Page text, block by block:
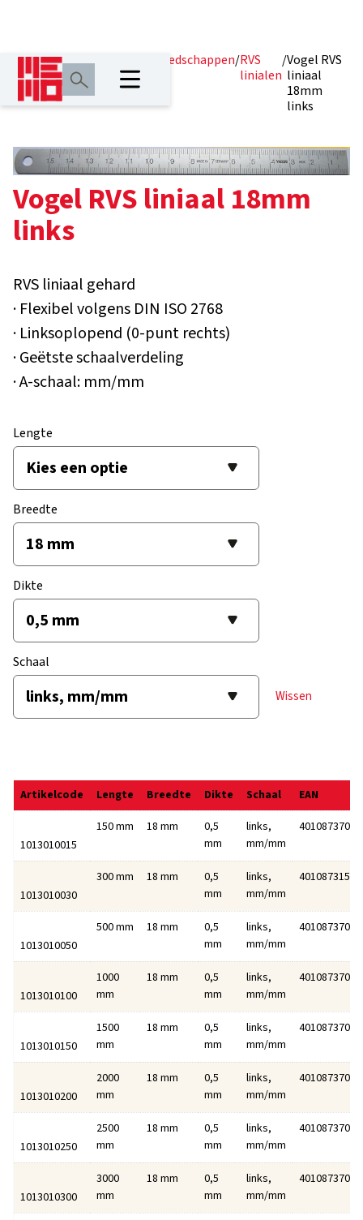
Home/Producten Meetgereedschappen/RVS
linialen
/Vogel RVS
liniaal
18mm
links
Vogel RVS liniaal 18mm
links
RVS liniaal gehard
· Flexibel volgens DIN ISO 2768
· Linksoplopend (0-punt rechts)
· Geëtste schaalverdeling
· A-schaal: mm/mm
Lengte
Breedte
Dikte
Schaal
Wissen
Artikelcode Lengte Breedte Dikte Schaal EAN
1013010015
150 mm 18 mm
0,5
mm
links,
mm/mm
1013010030
300 mm 18 mm
0,5
mm
links,
mm/mm
1013010050
500 mm 18 mm
0,5
mm
links,
mm/mm
1013010100
1000
mm
18 mm
0,5
mm
links,
mm/mm
1013010150
1500
mm
18 mm
0,5
mm
links,
mm/mm
1013010200
2000
mm
18 mm
0,5
mm
links,
mm/mm
1013010250
2500
mm
18 mm
0,5
mm
links,
mm/mm
1013010300
3000
mm
18 mm
0,5
mm
links,
mm/mm